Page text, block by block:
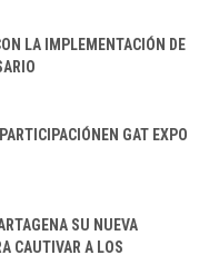
LA IMPLEMENTACIÓN DE
GAT EXPO
SU NUEVA
CAUTIVAR A LOS